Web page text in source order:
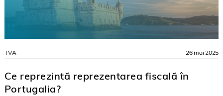
TVA 26 mai 2025
Ce reprezintă reprezentarea fiscală în
Portugalia?